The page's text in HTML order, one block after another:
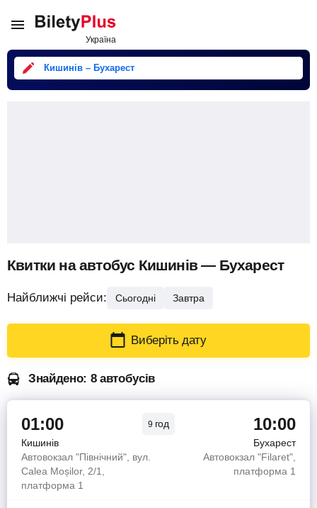
Кишинів – Бухарест
Квитки на автобус Кишинів — Бухарест
Найближчі рейси: Сьогодні Завтра
Виберіть дату
Знайдено: 8 автобусів
01:00 9 год 10:00
Кишинів
Бухарест
Автовокзал "Північний", вул.
Calea Moșilor, 2/1,
платформа 1
Автовокзал "Filaret",
платформа 1